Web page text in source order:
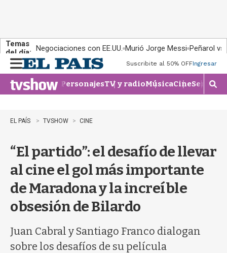
Temas
del día: Negociaciones con EE.UU. Murió Jorge Messi Peñarol
n
u
Suscribite al 50% OFFIngresar
PersonajesTV y radioMúsicaCineSeries
M
o
r
b
EL PAÍS TVSHOW CINE
“El partido”: el desafío de llevar
al cine el gol más importante
de Maradona y la increíble
obsesión de Bilardo
Juan Cabral y Santiago Franco dialogan
sobre los desafíos de su película